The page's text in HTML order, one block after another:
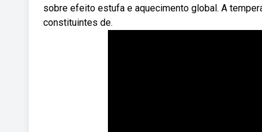
sobre efeito estufa e aquecimento global. A
constituintes de.